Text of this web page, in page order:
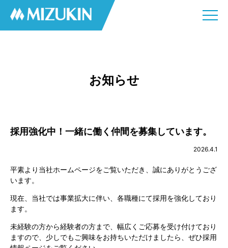
お知らせ
採用強化中！一緒に働く仲間を募集しています。
2026.4.1
平素より当社ホームページをご覧いただき、誠にありがとうござ
います。
現在、当社では事業拡大に伴い、各職種にて採用を強化しており
ます。
未経験の方から経験者の方まで、幅広くご応募を受け付けており
ますので、少しでもご興味をお持ちいただけましたら、ぜひ採用